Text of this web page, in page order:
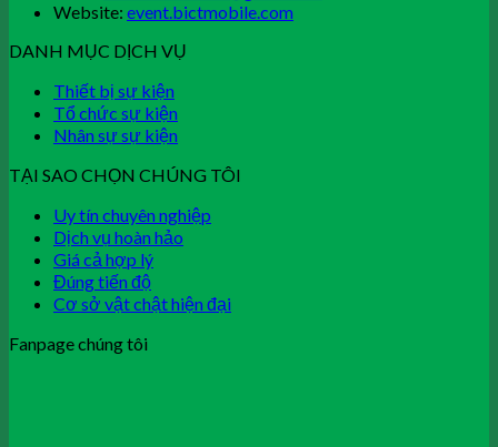
Website: event.bictmobile.com
DANH MỤC DỊCH VỤ
Thiết bị sự kiện
Tổ chức sự kiện
Nhân sự sự kiện
TẠI SAO CHỌN CHÚNG TÔI
Uy tín chuyên nghiệp
Dịch vụ hoàn hảo
Giá cả hợp lý
Đúng tiến độ
Cơ sở vật chật hiện đại
Fanpage chúng tôi